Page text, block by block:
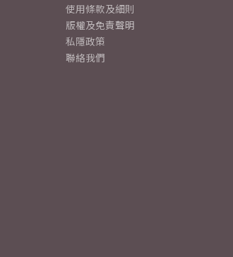
使用條款及細則
版權及免責聲明
私隱政策
聯絡我們